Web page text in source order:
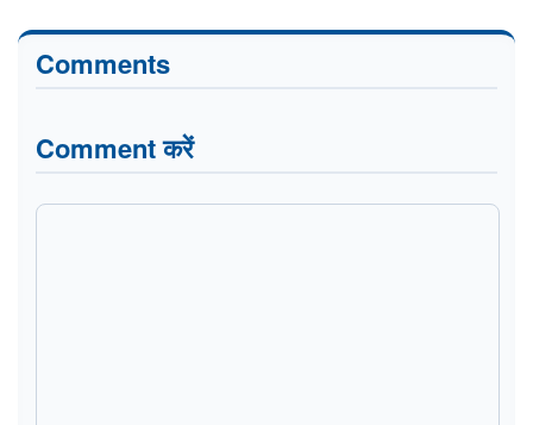
Comments
Comment करें